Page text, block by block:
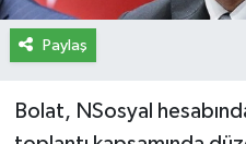
Paylaş
Bolat, NSosyal